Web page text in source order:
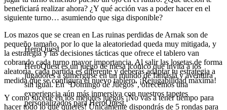
HeroQuest
HeroQuest es un juego de mesa icónico que invita a los
jugadores a sumergirse en un mundo de fantasía y aventura
sin igual. En "Domingo de Juegos", ofrecemos una
experiencia aún más inmersiva con nuestros tapetes
personalizados para HeroQuest.
beneficiará realizar ahora? ¿Y qué acción vas a poder hacer en el
siguiente turno… asumiendo que siga disponible?
Los mazos que se crean en Las ruinas perdidas de Arnak son de
pequeño tamaño, por lo que la aleatoriedad queda muy mitigada, y
la estrategia y las decisiones tácticas que ofrece el tablero van
cobrando cada turno mayor importancia. Al salir las losetas de forma
aleatoria, cada partida es diferente y deberás adaptar tu estrategia a
medida que se configura el nuevo tablero. ¡Rejugabilidad máxima!
Y como sucede en los mejores juegos ¡No vas a tener tiempo para
hacer todo lo que quieres! Únicamente dispondrás de 5 rondas para